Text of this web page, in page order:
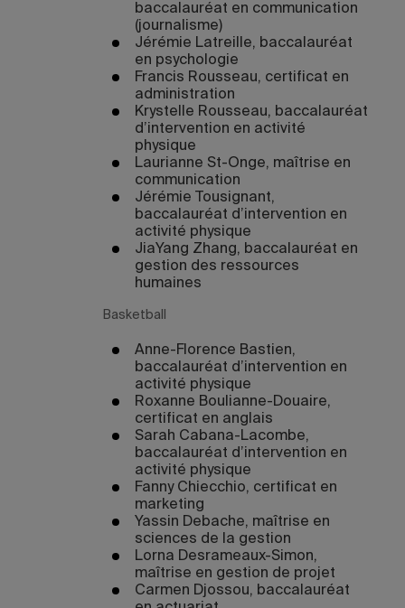
baccalauréat en communication
(journalisme)
Jérémie Latreille, baccalauréat
en psychologie
Francis Rousseau, certificat en
administration
Krystelle Rousseau, baccalauréat
d’intervention en activité
physique
Laurianne St-Onge, maîtrise en
communication
Jérémie Tousignant,
baccalauréat d’intervention en
activité physique
JiaYang Zhang, baccalauréat en
gestion des ressources
humaines
Basketball
Anne-Florence Bastien,
baccalauréat d’intervention en
activité physique
Roxanne Boulianne-Douaire,
certificat en anglais
Sarah Cabana-Lacombe,
baccalauréat d’intervention en
activité physique
Fanny Chiecchio, certificat en
marketing
Yassin Debache, maîtrise en
sciences de la gestion
Lorna Desrameaux-Simon,
maîtrise en gestion de projet
Carmen Djossou, baccalauréat